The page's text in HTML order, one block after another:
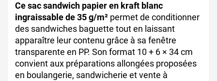
Ce sac sandwich papier en kraft blanc
ingraissable de 35 g/m² permet de conditionner
des sandwiches baguette tout en laissant
apparaître leur contenu grâce à sa fenêtre
transparente en PP. Son format 10 + 6 × 34 cm
convient aux préparations allongées proposées
en boulangerie, sandwicherie et vente à